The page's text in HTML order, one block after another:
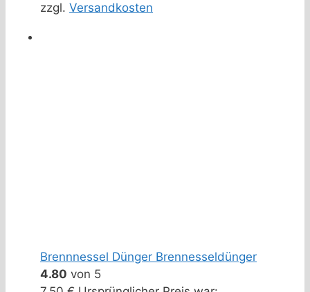
zzgl. Versandkosten
Brennnessel Dünger Brennesseldünger
4.80 von 5